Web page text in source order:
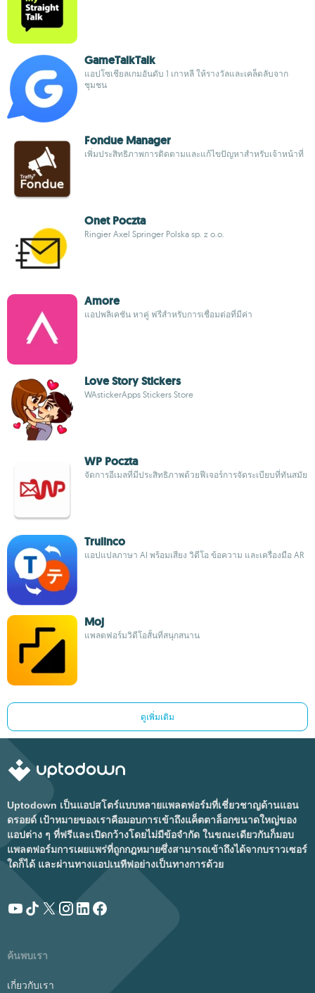
GameTalkTalk
แอปโซเชียลเกมอันดับ 1 เกาหลี ให้รางวัลและเคล็ดลับจาก
ชุมชน
Fondue Manager
เพิ่มประสิทธิภาพการติดตามและแก้ไขปัญหาสำหรับเจ้าหน้าที่
Onet Poczta
Ringier Axel Springer Polska sp. z o.o.
Amore
แอปพลิเคชัน หาคู่ ฟรีสำหรับการเชื่อมต่อที่มีค่า
Love Story Stickers
WAstickerApps Stickers Store
WP Poczta
จัดการอีเมลที่มีประสิทธิภาพด้วยฟีเจอร์การจัดระเบียบที่ทันสมัย
Trulinco
แอปแปลภาษา AI พร้อมเสียง วิดีโอ ข้อความ และเครื่องมือ AR
Moj
แพลตฟอร์มวิดีโอสั้นที่สนุกสนาน
ดูเพิ่มเติม
Uptodown เป็นแอปสโตร์แบบหลายแพลตฟอร์มที่เชี่ยวชาญด้านแอน
ดรอยด์ เป้าหมายของเราคือมอบการเข้าถึงแค็ตตาล็อกขนาดใหญ่ของ
แอปต่าง ๆ ที่ฟรีและเปิดกว้างโดยไม่มีข้อจำกัด ในขณะเดียวกันก็มอบ
แพลตฟอร์มการเผยแพร่ที่ถูกกฎหมายซึ่งสามารถเข้าถึงได้จากบราวเซอร์
ใดก็ได้ และผ่านทางแอปเนทีฟอย่างเป็นทางการด้วย
ค้นพบเรา
เกี่ยวกับเรา